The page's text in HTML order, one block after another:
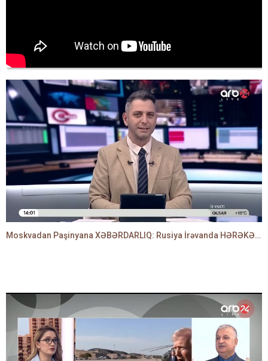
Moskvadan Paşinyana XƏBƏRDARLIQ: Rusiya İrəvanda HƏRƏKƏTƏ KEÇDİ - TAMİLLA QULAMİ danışır